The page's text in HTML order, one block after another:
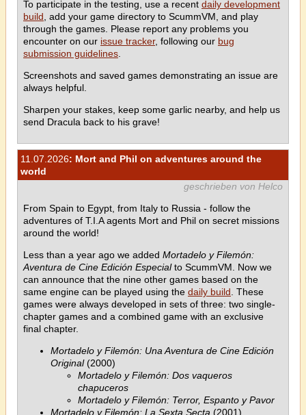
To participate in the testing, use a recent daily development
build , add your game directory to ScummVM, and play
through the games. Please report any problems you
encounter on our issue tracker, following our bug
submission guidelines
Screenshots and saved games demonstrating an issue are
always helpful.
Sharpen your stakes, keep some garlic nearby, and help us
send Dracula back to his grave!
11.07.2026: Mort and Phil on adventures around the
world
geschrieben von Helco
From Spain to Egypt, from Italy to Russia - follow the
adventures of T.I.A agents Mort and Phil on secret missions
around the world!
Less than a year ago we added Mortadelo y Filemón:
Aventura de Cine Edición Especialto ScummVM. Now we
can announce that the nine other games based on the
same engine can be played using the daily build . These
games were always developed in sets of three: two single-
chapter games and a combined game with an exclusive
final chapter.
Mortadelo y Filemón: Una Aventura de Cine Edición
Original(2000)
Mortadelo y Filemón: Dos vaqueros
chapuceros
Mortadelo y Filemón: Terror, Espanto y Pavor
Mortadelo y Filemón: La Sexta Secta (2001)